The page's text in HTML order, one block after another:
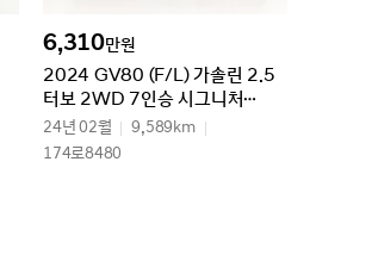
6,310만원
2024 GV80 (F/L) 가솔린 2.5
터보 2WD 7인승 시그니처
디자인 셀렉션Ⅱ
24년 02월
9,589km
174로8480